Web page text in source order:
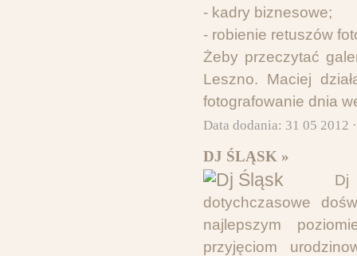
- kadry biznesowe;
- robienie retuszów
Żeby przeczytać
Leszno. Maciej
fotografowanie dnia
Data dodania: 31 05 2012
DJ ŚLĄSK »
Dj
dotychczasowe
najlepszym
przyjęciom